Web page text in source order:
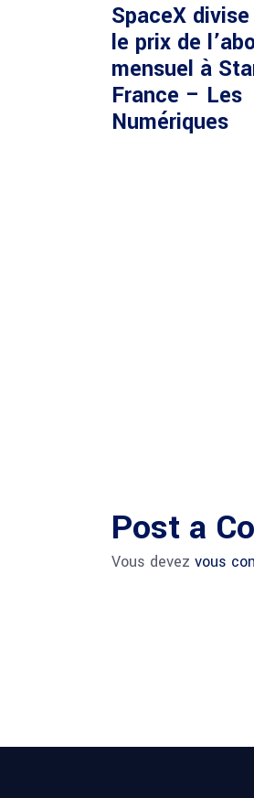
SpaceX
le prix de
mensuel à
France – Les
Numériques
Post a
Vous devez vous